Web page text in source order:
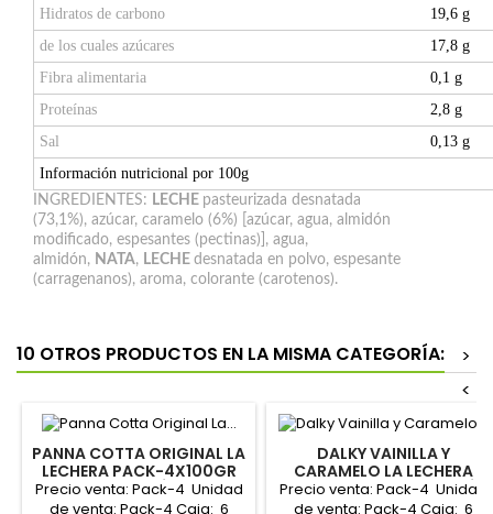
Hidratos de carbono
19,6 g
de los cuales azúcares
17,8 g
Fibra alimentaria
0,1 g
Proteínas
2,8 g
Sal
0,13 g
Información nutricional por 100g
INGREDIENTES: LECHE pasteurizada desnatada
(73,1%), azúcar, caramelo (6%) [azúcar, agua, almidón
modificado, espesantes (pectinas)], agua,
almidón, NATA, LECHE desnatada en polvo, espesante
(carragenanos), aroma, colorante (carotenos).
10 OTROS PRODUCTOS EN LA MISMA CATEGORÍA:
>
<
PANNA COTTA ORIGINAL LA
LECHERA PACK-4X100GR
"NESTLÉ"
Precio venta: Pack-4 Unidad
de venta: Pack-4 Caja: 6
DALKY VAINILLA Y
CARAMELO LA LECHERA
PACK-4X100GR "NESTLÉ"
Precio venta: Pack-4 Unidad
de venta: Pack-4 Caja: 6